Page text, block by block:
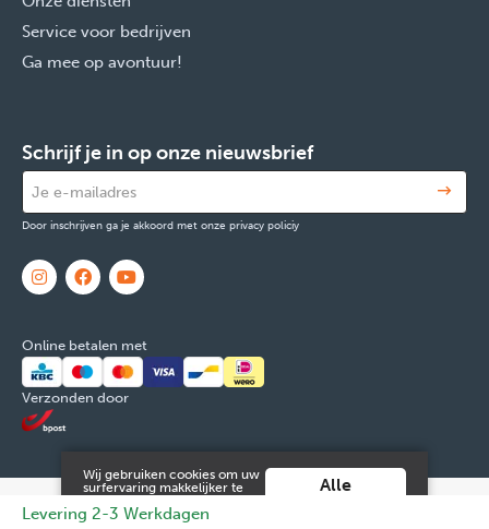
Levering 2-3 Werkdagen
Service voor bedrijven
Ga mee op avontuur!
Schrijf je in op onze nieuwsbrief
Door inschrijven ga je akkoord met onze privacy policiy
Online betalen met
Verzonden door
© 2026 FOX & Cie Ondernemingsnr: 0551.965.335
Wij gebruiken cookies om uw
surfervaring makkelijker te
te maken van deze website ga
Alle